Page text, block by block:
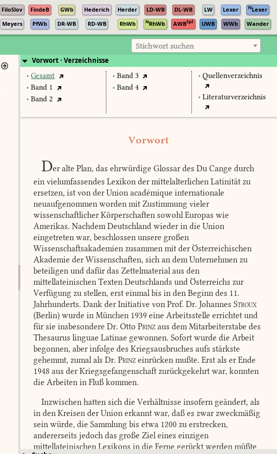
FiloSlov FindeB GWb Hederich Herder LD-WB DL-WB LW Lexer NLexer
Meyers PfWb DR-WB RD-WB RhWb NRhWb AWBSpl UWB WWb Wander
Stichwort suchen
Vorwort · Verzeichnisse
• Gesamt
• Band 1
• Band 2
• Band 3
• Band 4
• Quellenverzeichnis
• Literaturverzeichnis
Vorwort
Der alte Plan, das ehrwürdige Glossar des Du Cange durch
ein vielumfassendes Lexikon der mittelalterlichen Latinität zu
ersetzen, ist von der Union académique internationale
neuaufgenommen worden mit Zustimmung vieler
wissenschaftlicher Körperschaften sowohl Europas wie
Amerikas. Nachdem Deutschland wieder in die Union
eingetreten war, beschlossen unsere großen
Wissenschaftsakademien zusammen mit der Österreichischen
Akademie der Wissenschaften, sich an dem Unternehmen zu
beteiligen und dafür das Zettelmaterial aus den
mittellateinischen Texten Deutschlands und Österreichs zur
Verfügung zu stellen, erst einmal bis in den Beginn des 11.
Jahrhunderts. Dank der Initiative von Prof. Dr. Johannes Stroux
(Berlin) wurde in München 1939 eine Arbeitsstelle errichtet und
für sie insbesondere Dr. Otto Prinz aus dem Mitarbeiterstabe des
Thesaurus linguae Latinae gewonnen. Sofort wurde die Arbeit
begonnen, aber infolge des Kriegsausbruches aufs stärkste
gehemmt, zumal als Dr. Prinz einrücken mußte. Erst als er Ende
1948 aus der Kriegsgefangenschaft zurückgekehrt war, konnten
die Arbeiten in Fluß kommen.
Inzwischen hatten sich die Verhältnisse insofern geändert, als
in den Kreisen der Union erkannt war, daß es zwar zweckmäßig
sein würde, die Sammlung bis etwa 1200 zu erstrecken,
andererseits jedoch das große Ziel eines einzigen
mittellateinischen Lexikons in die Ferne gerückt werden müßte